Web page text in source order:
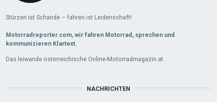
Stürzen ist Schande – fahren ist Leidenschaft!
Motorradreporter.com, wir fahren Motorrad, sprechen und
kommunizieren Klartext.
Das leiwande österreichische Online-Motorradmagazin.at
NACHRICHTEN